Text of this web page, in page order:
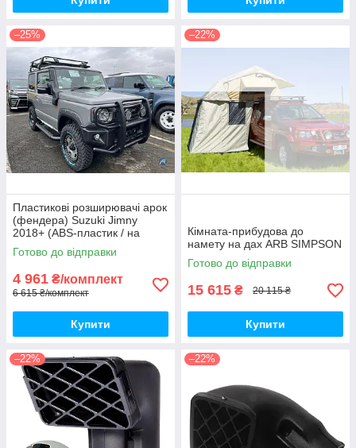
–25%
Пластикові розширювачі арок
(фендера) Suzuki Jimny
2018+ (ABS-пластик / на
скотчі 3М)
Готово до відправки
4 961 ₴/комплект
6 615 ₴/комплект
Купити
–22%
Кімната-прибудова до
намету на дах ARB SIMPSON
Готово до відправки
15 615 ₴ 20 115 ₴
Купити
–22% –22%